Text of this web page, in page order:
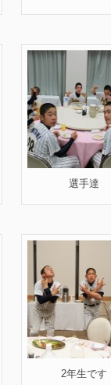
選手達
2年生です